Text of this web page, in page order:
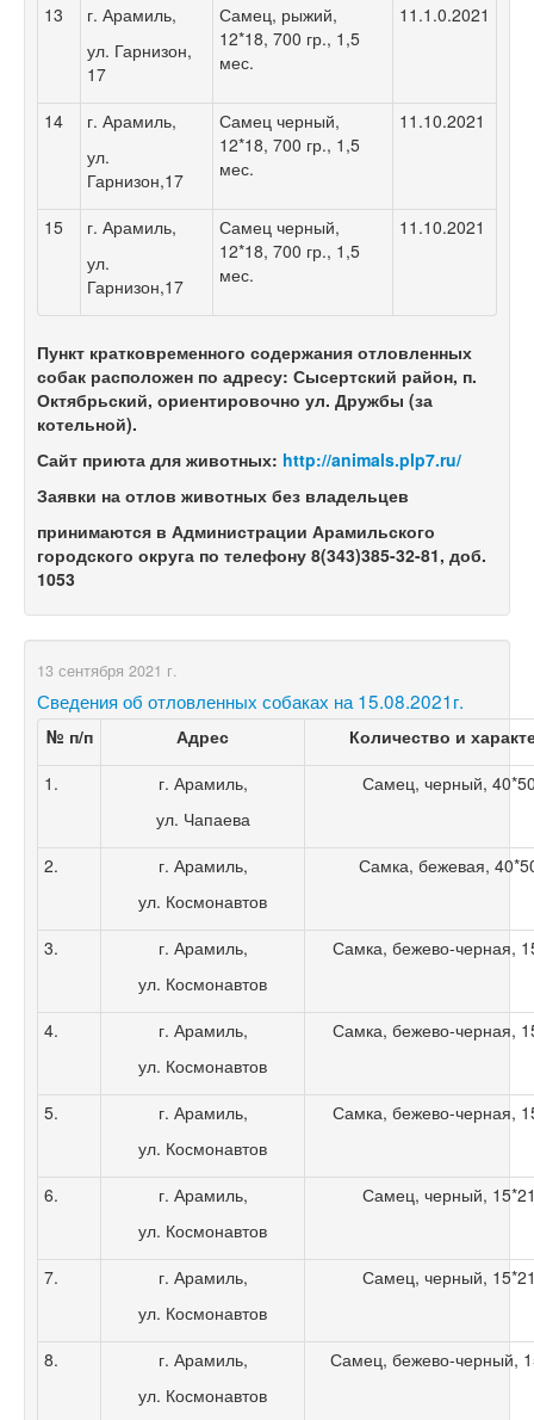
13
г. Арамиль,
ул. Гарнизон,
17
Самец, рыжий,
12*18, 700 гр., 1,5
мес.
11.1.0.2021
14
г. Арамиль,
ул.
Гарнизон,17
Самец черный,
12*18, 700 гр., 1,5
мес.
11.10.2021
15
г. Арамиль,
ул.
Гарнизон,17
Самец черный,
12*18, 700 гр., 1,5
мес.
11.10.2021
Пункт кратковременного содержания отловленных
собак расположен по адресу: Сысертский район, п.
Октябрьский, ориентировочно ул. Дружбы (за
котельной).
Сайт приюта для животных: http://animals.plp7.ru/
Заявки на отлов животных без владельцев
принимаются в Администрации Арамильского
городского округа по телефону 8(343)385-32-81, доб.
1053
13 сентября 2021 г.
Сведения об отловленных собаках на 15.08.2021г.
№ п/п Адрес
Количество и
1.
г. Арамиль,
ул. Чапаева
Самец, черный,
2.
г. Арамиль,
ул. Космонавтов
Самка, бежевая,
3.
г. Арамиль,
ул. Космонавтов
Самка, бежево-черная,
4.
г. Арамиль,
ул. Космонавтов
Самка, бежево-черная,
5.
г. Арамиль,
ул. Космонавтов
Самка, бежево-черная,
6.
г. Арамиль,
ул. Космонавтов
Самец, черный,
7.
г. Арамиль,
ул. Космонавтов
Самец, черный,
8.
г. Арамиль,
ул. Космонавтов
Самец, бежево-черный,